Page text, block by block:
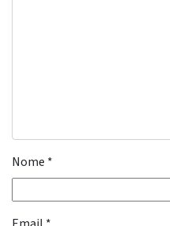
Nome *